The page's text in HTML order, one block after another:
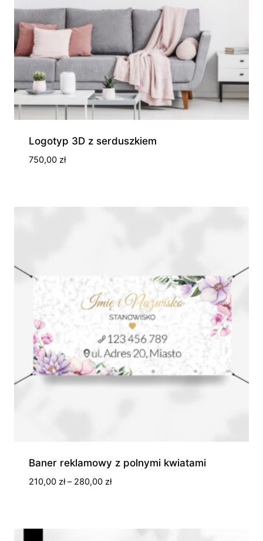
Logotyp 3D z serduszkiem
750,00 zł
Baner reklamowy z polnymi kwiatami
210,00 zł – 280,00 złZakres